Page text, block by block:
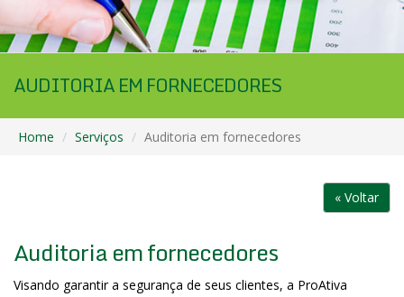
AUDITORIA EM FORNECEDORES
Home Serviços Auditoria em fornecedores
« Voltar
Auditoria em fornecedores
Visando garantir a segurança de seus clientes, a ProAtiva